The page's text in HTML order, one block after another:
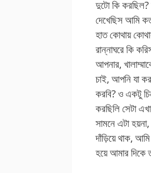
দুটো কি
দেখেছিস আমি
হাত কোথায়
রান্নাঘরে কি
আপনার,
চাই, আপনি যা
করবি? ও একটু
করছিলি সেটা
সামনে এটা
দাঁড়িয়ে থাক,
হয়ে আমার দিকে